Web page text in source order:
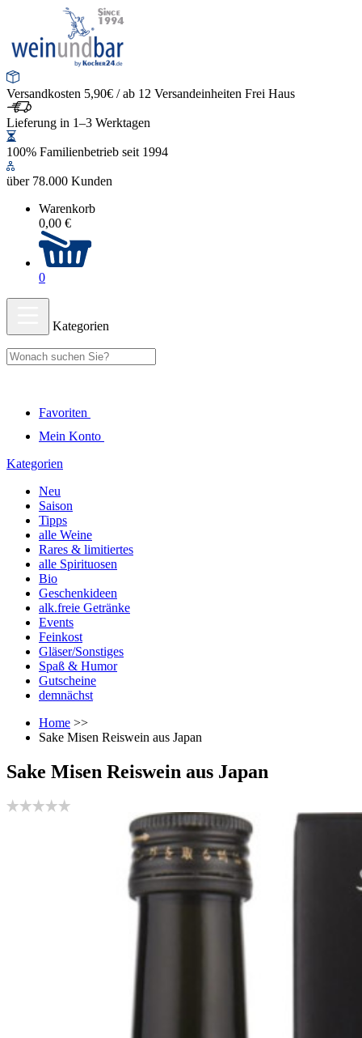
Versandkosten 5,90€ / ab 12 Versandeinheiten Frei Haus
Lieferung in 1–3 Werktagen
100% Familienbetrieb seit 1994
über 78.000 Kunden
Warenkorb
0,00 €
0
Kategorien
Favoriten
Mein Konto
Kategorien
Neu
Saison
Tipps
alle Weine
Rares & limitiertes
alle Spirituosen
Bio
Geschenkideen
alk.freie Getränke
Events
Feinkost
Gläser/Sonstiges
Spaß & Humor
Gutscheine
demnächst
Home >>
Sake Misen Reiswein aus Japan
Sake Misen Reiswein aus Japan